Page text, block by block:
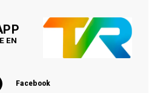
Facebook
EN